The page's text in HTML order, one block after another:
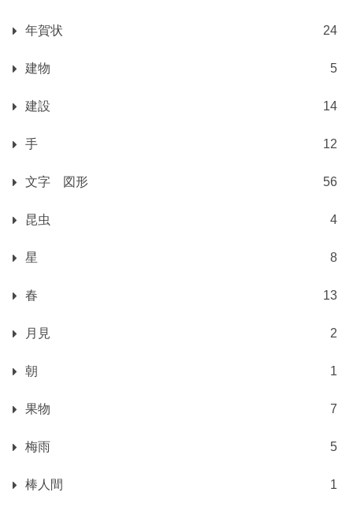
年賀状 24
建物 5
建設 14
手 12
文字 図形 56
昆虫 4
星 8
春 13
月見 2
朝 1
果物 7
梅雨 5
棒人間 1